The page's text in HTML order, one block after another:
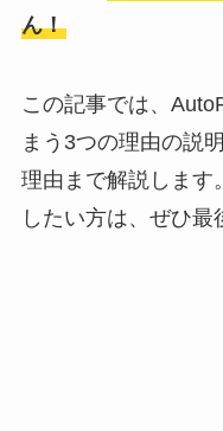
ん！
この記事では、
まう3つの理由の説
理由まで解説します
したい方は、ぜひ最